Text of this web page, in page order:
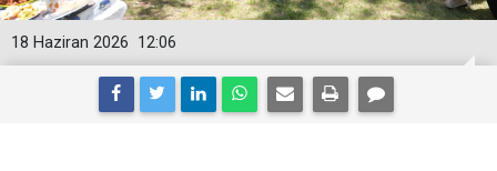
12:06
18 Haziran 2026